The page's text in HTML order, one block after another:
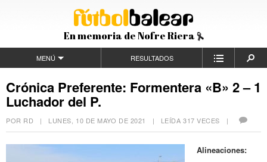
En memoria de Nofre Riera
MENÚ RESULTADOS
Crónica Preferente: Formentera «B» 2 – 1
Luchador del P.
POR RD | LUNES, 10 DE MAYO DE 2021 | LEÍDA 317 VECES |
Alineaciones: